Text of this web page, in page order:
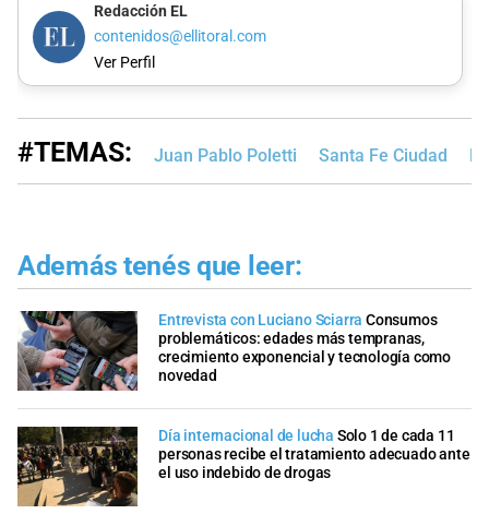
Redacción EL
contenidos@ellitoral.com
Ver Perfil
#TEMAS: Juan Pablo Poletti Santa Fe Ciudad
Además tenés que leer:
Entrevista con Luciano Sciarra Consumos
problemáticos: edades más tempranas,
crecimiento exponencial y tecnología como
novedad
Día internacional de lucha Solo 1 de cada 11
personas recibe el tratamiento adecuado ante
el uso indebido de drogas